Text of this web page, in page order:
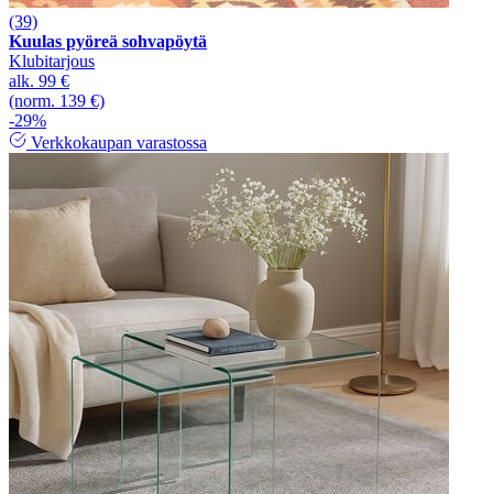
(39)
Kuulas pyöreä sohvapöytä
Klubitarjous
alk. 99 €
(norm. 139 €)
-29%
Verkkokaupan varastossa